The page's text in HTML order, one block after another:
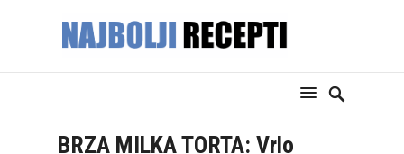
BRZA MILKA TORTA: Vrlo